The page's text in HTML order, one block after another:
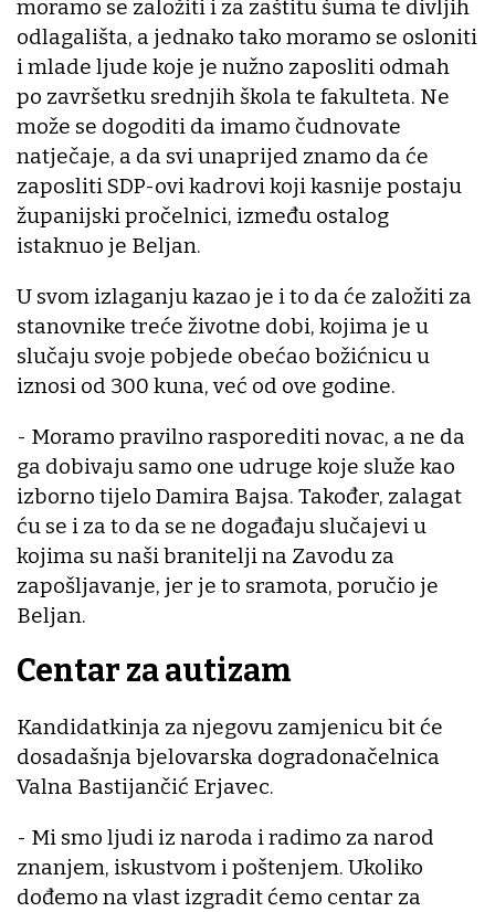
moramo se založiti i za zaštitu šuma te divljih
odlagališta, a jednako tako moramo se osloniti
i mlade ljude koje je nužno zaposliti odmah
po završetku srednjih škola te fakulteta. Ne
može se dogoditi da imamo čudnovate
natječaje, a da svi unaprijed znamo da će
zaposliti SDP-ovi kadrovi koji kasnije postaju
županijski pročelnici, između ostalog
istaknuo je Beljan.
U svom izlaganju kazao je i to da će založiti za
stanovnike treće životne dobi, kojima je u
slučaju svoje pobjede obećao božićnicu u
iznosi od 300 kuna, već od ove godine.
- Moramo pravilno rasporediti novac, a ne da
ga dobivaju samo one udruge koje služe kao
izborno tijelo Damira Bajsa. Također, zalagat
ću se i za to da se ne događaju slučajevi u
kojima su naši branitelji na Zavodu za
zapošljavanje, jer je to sramota, poručio je
Beljan.
Centar za autizam
Kandidatkinja za njegovu zamjenicu bit će
dosadašnja bjelovarska dogradonačelnica
Valna Bastijančić Erjavec.
- Mi smo ljudi iz naroda i radimo za narod
znanjem, iskustvom i poštenjem. Ukoliko
dođemo na vlast izgradit ćemo centar za